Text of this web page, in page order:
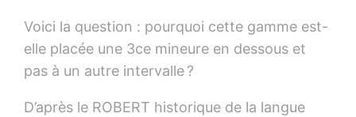
Voici la question : pourquoi cette gamme est-
elle placée une 3ce mineure en dessous et
pas à un autre intervalle ?
D’après le ROBERT historique de la langue